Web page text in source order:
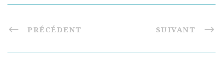
PRÉCÉDENT SUIVANT